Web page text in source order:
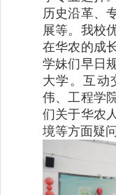
历史沿革、
展等。我校
在华农的成
学妹们早日
大学。互动
伟、工程学
们关于华农
境等方面疑问